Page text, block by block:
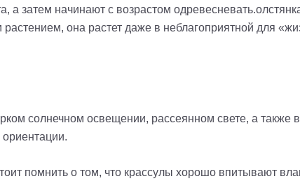
затем начинают с возрастом
она растет даже в неблагоприятной для
солнечном освещении, рассеянном свете, а также
помнить о том, что крассулы хорошо впитывают